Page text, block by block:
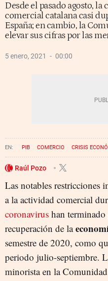
Desde el pasado agosto,
comercial catalana casi
España; en cambio, la
elevar sus cifras por las
5 enero, 2021 00:00
PIB COMERCIO CRISIS
Raúl Pozo
Las notables restricciones
a la actividad comercial
coronavirus han
recuperación de la
semestre de 2020, como
periodo julio-septiembre.
minorista en la